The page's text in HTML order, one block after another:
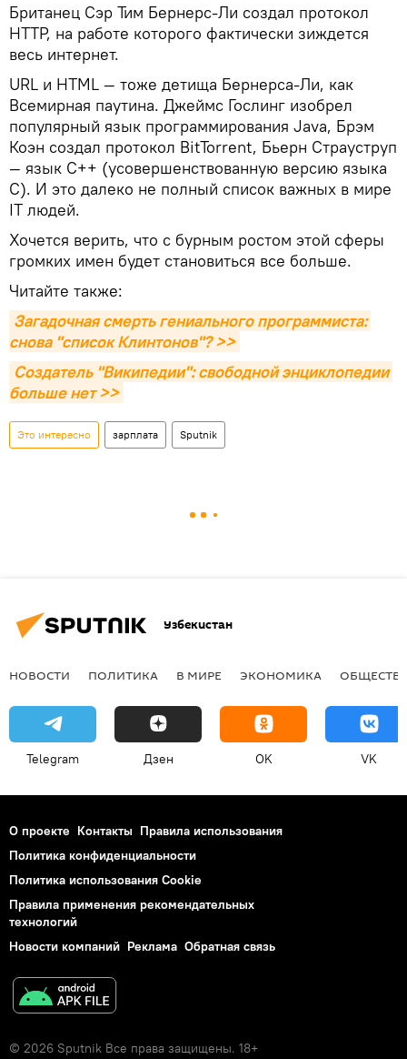
Британец Сэр Тим Бернерс-Ли создал протокол
HTTP, на работе которого фактически зиждется
весь интернет.
URL и HTML — тоже детища Бернерса-Ли, как
Всемирная паутина. Джеймс Гослинг изобрел
популярный язык программирования Java, Брэм
Коэн создал протокол BitTorrent, Бьерн Страуструп
— язык C++ (усовершенствованную версию языка
С). И это далеко не полный список важных в мире
IT людей.
Хочется верить, что с бурным ростом этой сферы
громких имен будет становиться все больше.
Читайте также:
Загадочная смерть гениального программиста:
снова "список Клинтонов"? >>
Создатель "Википедии": свободной энциклопедии
больше нет >>
Это интересно зарплата Sputnik
Узбекистан
НОВОСТИ ПОЛИТИКА В МИРЕ ЭКОНОМИКА
Telegram Дзен OK VK
О проекте Контакты Правила использования
Политика конфиденциальности
Политика использования Cookie
Правила применения рекомендательных
технологий
Новости компаний Реклама Обратная связь
© 2026 Sputnik Все права защищены. 18+